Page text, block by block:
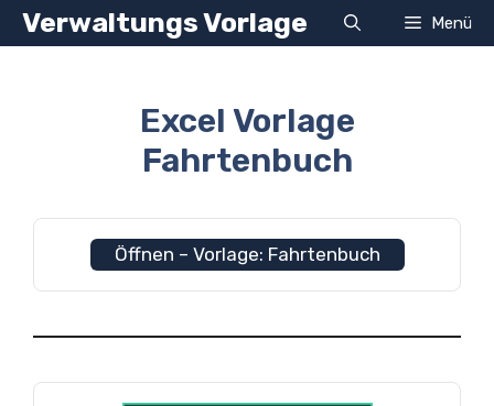
ZumVerwaltungs Vorlage Menü
Excel Vorlage
Fahrtenbuch
Öffnen – Vorlage: Fahrtenbuch